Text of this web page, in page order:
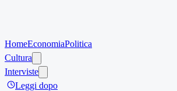
HomeEconomiaPolitica
Cultura
Interviste
Leggi dopo